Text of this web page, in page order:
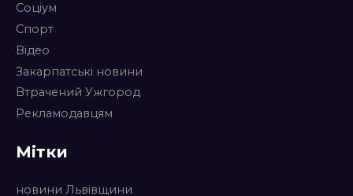
Соціум
Спорт
Відео
Закарпатські новини
Втрачений Ужгород
Рекламодавцям
Мітки
новини Львівщини